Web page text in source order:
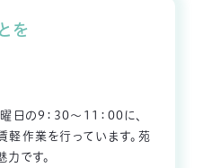
を
日の9：30～11：00に、
軽作業を行っています。苑
です。